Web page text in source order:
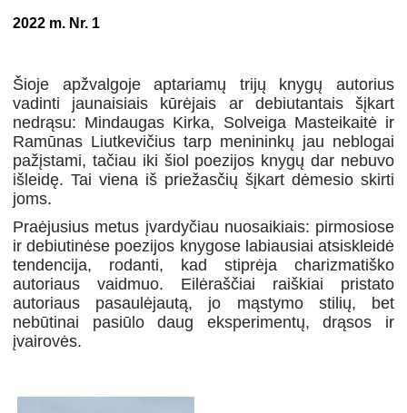
2022 m. Nr. 1
Šioje apžvalgoje aptariamų trijų knygų autorius
vadinti jaunaisiais kūrėjais ar debiutantais šįkart
nedrąsu: Mindaugas Kirka, Solveiga Masteikaitė ir
Ramūnas Liutkevičius tarp menininkų jau neblogai
pažįstami, tačiau iki šiol poezijos knygų dar nebuvo
išleidę. Tai viena iš priežasčių šįkart dėmesio skirti
joms.
Praėjusius metus įvardyčiau nuosaikiais: pirmosiose
ir debiutinėse poezijos knygose labiausiai atsiskleidė
tendencija, rodanti, kad stiprėja charizmatiško
autoriaus vaidmuo. Eilėraščiai raiškiai pristato
autoriaus pasaulėjautą, jo mąstymo stilių, bet
nebūtinai pasiūlo daug eksperimentų, drąsos ir
įvairovės.